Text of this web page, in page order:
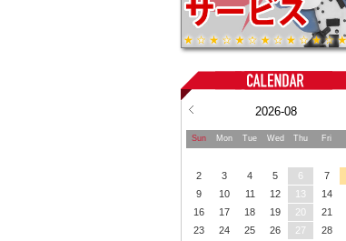
2026-08
Sun Mon Tue Wed Thu Fri
2
3 4 5 6 7
9
10 11 12 13 14
16
17 18 19 20 21
23
24 25 26 27 28